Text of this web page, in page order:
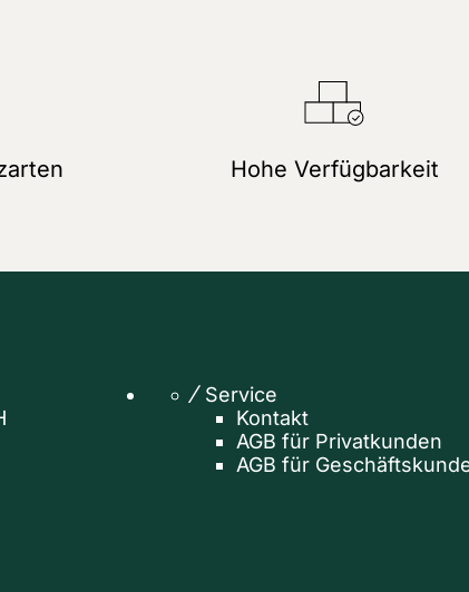
Hohe Verfügbarkeit
Service
Kontakt
AGB für Privatkunden
AGB für